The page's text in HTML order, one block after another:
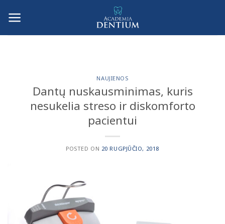
NAUJIENOS
Dantų nuskausminimas, kuris
nesukelia streso ir diskomforto
pacientui
POSTED ON 20 RUGPJŪČIO, 2018